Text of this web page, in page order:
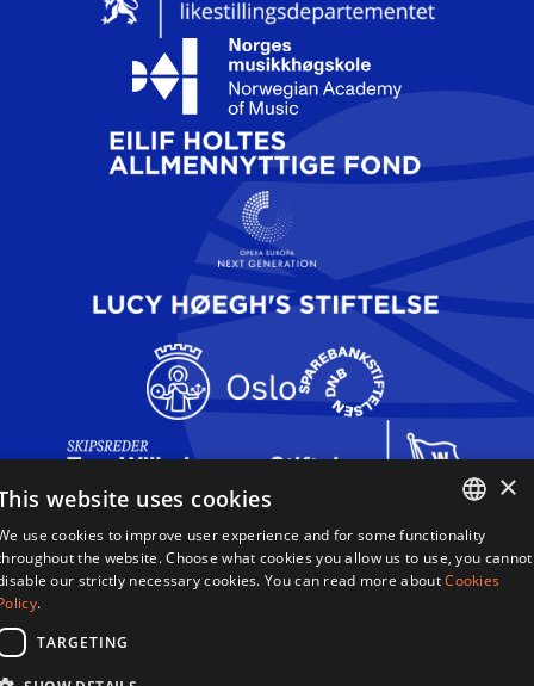
Dronning Sonja Sangkonkurranse
Haakon VIIs gate 2,
0161 Oslo,
ENGLISH
×
website uses cookies
use cookies to improve user experience and for some functionality
the website. Choose what cookies you allow us to use, you cannot
our strictly necessary cookies. You can read more aboutCookies
.
TARGETING